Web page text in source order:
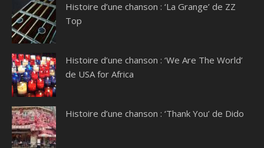
Histoire d’une chanson : ‘La Grange’ de ZZ
Top
Histoire d’une chanson : ‘We Are The World’
de USA for Africa
Histoire d’une chanson : ‘Thank You’ de Dido